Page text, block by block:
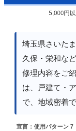
5,000円以
埼玉県さいた
久保・栄和な
修理内容をご
は、戸建て・
で、地域密着
宣言：使用パターン 7